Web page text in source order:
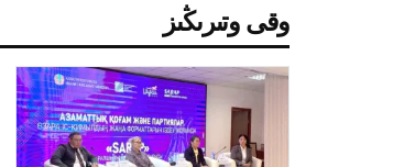
وقى وتىرىڭىز